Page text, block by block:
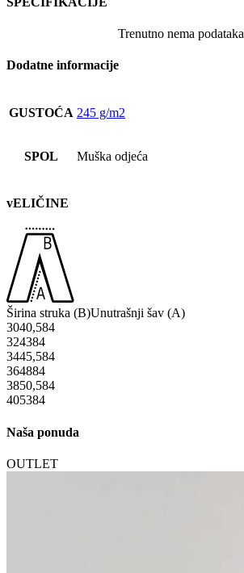
Trenutno nema podataka
Dodatne informacije
GUSTOĆA 245 g/m2
SPOL Muška odjeća
vELIČINE
Širina struka (B)Unutrašnji šav (A)
3040,584
324384
3445,584
364884
3850,584
405384
Naša ponuda
OUTLET